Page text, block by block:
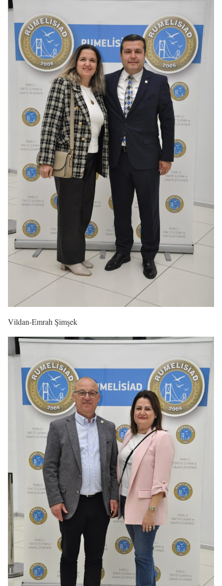
Vildan-Emrah Şimşek